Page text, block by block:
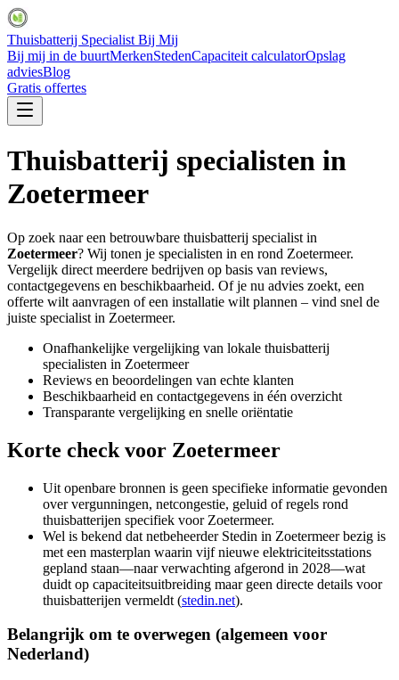
Thuisbatterij Specialist Bij Mij
Bij mij in de buurtMerkenStedenCapaciteit calculatorOpslag
adviesBlog
Gratis offertes
Thuisbatterij specialisten in
Zoetermeer
Op zoek naar een betrouwbare thuisbatterij specialist in
Zoetermeer? Wij tonen je specialisten in en rond Zoetermeer.
Vergelijk direct meerdere bedrijven op basis van reviews,
contactgegevens en beschikbaarheid. Of je nu advies zoekt, een
offerte wilt aanvragen of een installatie wilt plannen – vind snel de
juiste specialist in Zoetermeer.
Onafhankelijke vergelijking van lokale thuisbatterij
specialisten in Zoetermeer
Reviews en beoordelingen van echte klanten
Beschikbaarheid en contactgegevens in één overzicht
Transparante vergelijking en snelle oriëntatie
Korte check voor Zoetermeer
Uit openbare bronnen is geen specifieke informatie gevonden
over vergunningen, netcongestie, geluid of regels rond
thuisbatterijen specifiek voor Zoetermeer.
Wel is bekend dat netbeheerder Stedin in Zoetermeer bezig is
met een masterplan waarin vijf nieuwe elektriciteitsstations
gepland staan—naar verwachting afgerond in 2028—wat
duidt op capaciteitsuitbreiding maar geen directe details voor
thuisbatterijen vermeldt (stedin.net).
Belangrijk om te overwegen (algemeen voor
Nederland)